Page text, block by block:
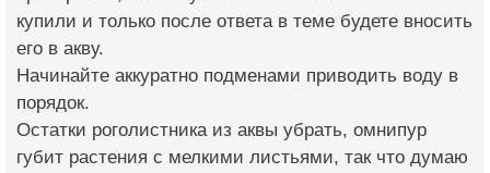
купили и только после ответа в теме будете вносить
его в акву.
Начинайте аккуратно подменами приводить воду в
порядок.
Остатки роголистника из аквы убрать, омнипур
губит растения с мелкими листьями, так что думаю